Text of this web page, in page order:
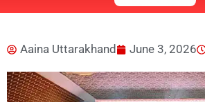
Aaina Uttarakhand June 3, 2026